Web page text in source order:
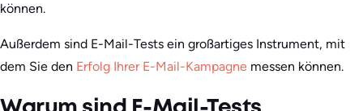
können.
Außerdem sind E-Mail-Tests ein großartiges Instrument, mit
dem Sie den Erfolg Ihrer E-Mail-Kampagne messen können.